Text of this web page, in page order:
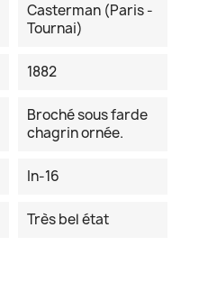
Casterman (Paris -
Tournai)
1882
Broché sous farde
chagrin ornée.
In-16
Très bel état